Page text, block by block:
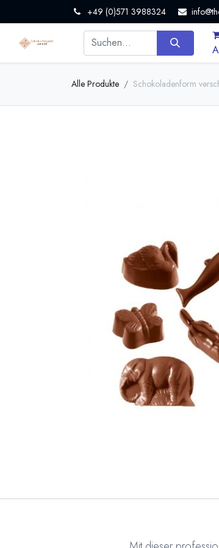
+49 (0)571 3988324
Alle Produkte Schokoladenform